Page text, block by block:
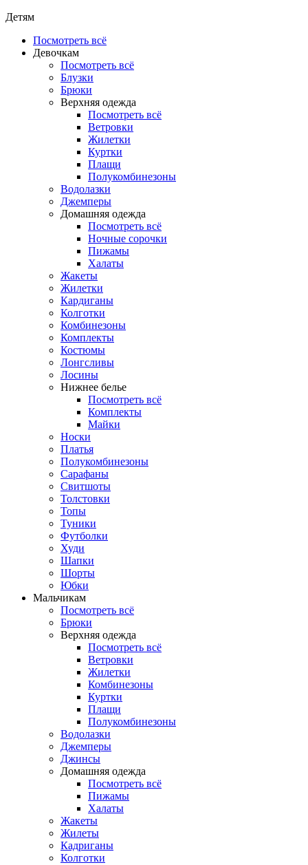
Детям
Посмотреть всё
Девочкам
Посмотреть всё
Блузки
Брюки
Верхняя одежда
Посмотреть всё
Ветровки
Жилетки
Куртки
Плащи
Полукомбинезоны
Водолазки
Джемперы
Домашняя одежда
Посмотреть всё
Ночные сорочки
Пижамы
Халаты
Жакеты
Жилетки
Кардиганы
Колготки
Комбинезоны
Комплекты
Костюмы
Лонгсливы
Лосины
Нижнее белье
Посмотреть всё
Комплекты
Майки
Носки
Платья
Полукомбинезоны
Сарафаны
Свитшоты
Толстовки
Топы
Туники
Футболки
Худи
Шапки
Шорты
Юбки
Мальчикам
Посмотреть всё
Брюки
Верхняя одежда
Посмотреть всё
Ветровки
Жилетки
Комбинезоны
Куртки
Плащи
Полукомбинезоны
Водолазки
Джемперы
Джинсы
Домашняя одежда
Посмотреть всё
Пижамы
Халаты
Жакеты
Жилеты
Кадриганы
Колготки